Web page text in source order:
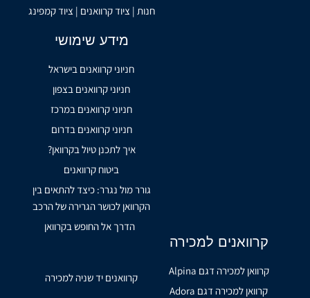
חנות | ציוד קרוואנים | ציוד קמפינג
מידע שימושי
חניוני קרוואנים בישראל
חניוני קרוואנים בצפון
חניוני קרוואנים במרכז
חניוני קרוואנים בדרום
איך לתכנן טיול בקרוואן?
ביטוח קרוואנים
גורר מול נגרר: כיצד להתאים בין
הקרוואן לכושר הגרירה של הרכב
הדרך אל החופש בקרוואן
קרוואנים למכירה
קרוואן למכירה דגם Alpina
קרוואן למכירה דגם Adora
קרוואנים יד שניה למכירה